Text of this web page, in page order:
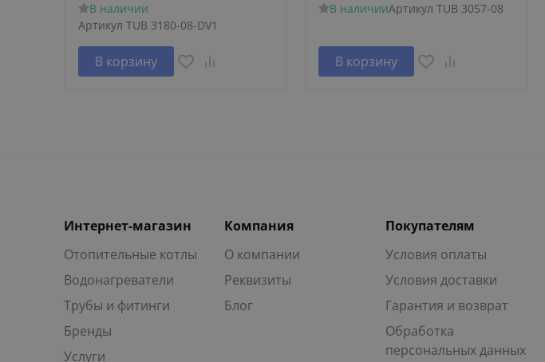
В наличии
Артикул TUB 3180-08-DV1
В корзину
В наличииАртикул TUB 3057-08
В корзину
Интернет-магазин
Отопительные котлы
Водонагреватели
Трубы и фитинги
Бренды
Услуги
Компания
О компании
Реквизиты
Блог
Покупателям
Условия оплаты
Условия доставки
Гарантия и возврат
Обработка
персональных данных